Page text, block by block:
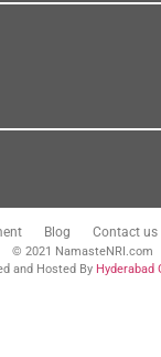
Blog Contact us
© 2021 NamasteNRI.com
and Hosted By Hyderabad